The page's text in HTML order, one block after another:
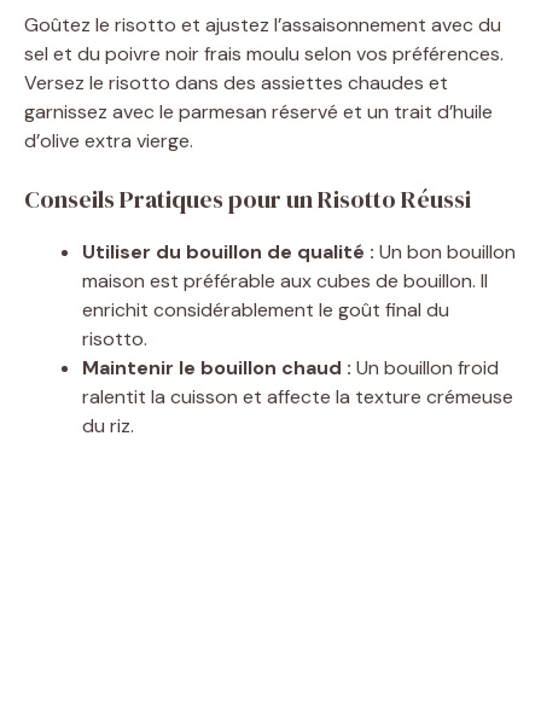
Goûtez le risotto et ajustez l’assaisonnement avec du
sel et du poivre noir frais moulu selon vos préférences.
Versez le risotto dans des assiettes chaudes et
garnissez avec le parmesan réservé et un trait d’huile
d’olive extra vierge.
Conseils Pratiques pour un Risotto Réussi
Utiliser du bouillon de qualité : Un bon bouillon
maison est préférable aux cubes de bouillon. Il
enrichit considérablement le goût final du
risotto.
Maintenir le bouillon chaud : Un bouillon froid
ralentit la cuisson et affecte la texture crémeuse
du riz.